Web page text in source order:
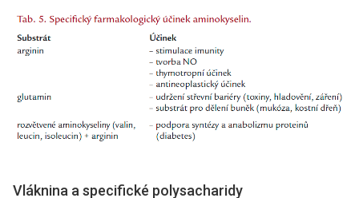
Vláknina a specifické polysacharidy